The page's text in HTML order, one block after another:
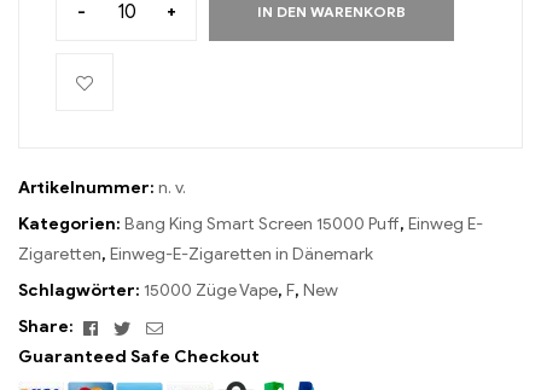
- + IN DEN WARENKORB
Artikelnummer: n. v.
Kategorien: Bang King Smart Screen 15000 Puff, Einweg E-
Zigaretten, Einweg-E-Zigaretten in Dänemark
Schlagwörter: 15000 Züge Vape, F, New
Share:
Facebook
TwitterEmail
Guaranteed Safe Checkout